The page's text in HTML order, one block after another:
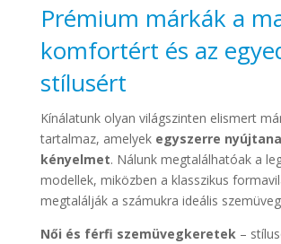
Prémium márkák a
komfortért és az
stílusért
Kínálatunk olyan világszinten elismert
tartalmaz, amelyek egyszerre
kényelmet. Nálunk megtalálhatóak a
modellek, miközben a klasszikus
megtalálják a számukra ideális
Női és férfi szemüvegkeretek –